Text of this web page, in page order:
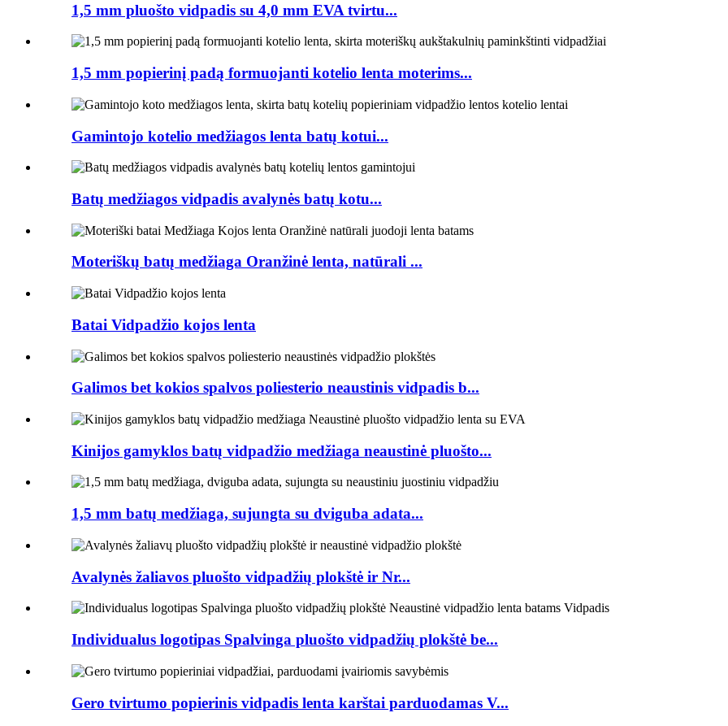
1,5 mm pluošto vidpadis su 4,0 mm EVA tvirtu...
1,5 mm popierinį padą formuojanti kotelio lenta moterims...
Gamintojo kotelio medžiagos lenta batų kotui...
Batų medžiagos vidpadis avalynės batų kotu...
Moteriškų batų medžiaga Oranžinė lenta, natūrali ...
Batai Vidpadžio kojos lenta
Galimos bet kokios spalvos poliesterio neaustinis vidpadis b...
Kinijos gamyklos batų vidpadžio medžiaga neaustinė pluošto...
1,5 mm batų medžiaga, sujungta su dviguba adata...
Avalynės žaliavos pluošto vidpadžių plokštė ir Nr...
Individualus logotipas Spalvinga pluošto vidpadžių plokštė be...
Gero tvirtumo popierinis vidpadis lenta karštai parduodamas V...